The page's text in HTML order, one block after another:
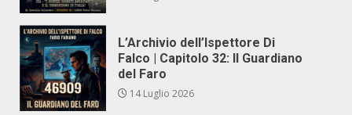
L’Archivio dell’Ispettore Di
Falco | Capitolo 32: Il Guardiano
del Faro
14 Luglio 2026